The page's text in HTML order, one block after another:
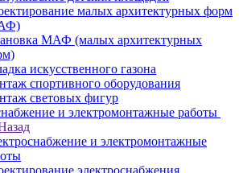
малых архитектурных форм
МАФ (малых архитектурных
искусственного газона
спортивного оборудования
световых фигур
и электромонтажные работы
и электромонтажные
электроснабжения